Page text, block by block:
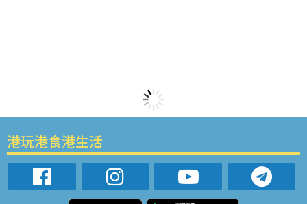
港玩港食港生活